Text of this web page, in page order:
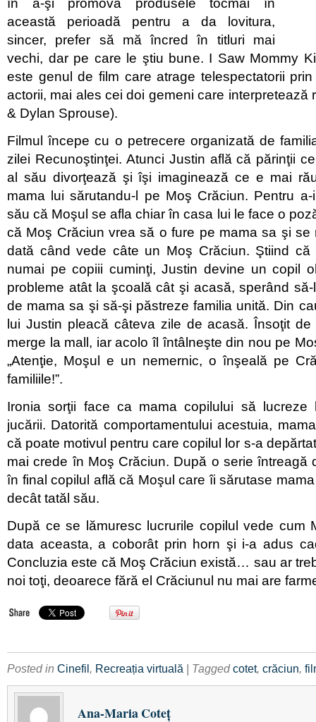
această perioadă pentru a da lovitura,
sincer, prefer să mă încred în titluri mai
vechi, dar pe care le ştiu bune. I Saw Mommy
este genul de film care atrage telespectatorii
actorii, mai ales cei doi gemeni care interpretează
& Dylan Sprouse).
Filmul începe cu o petrecere organizată de
zilei Recunoştinţei. Atunci Justin află că părinţii
al său divorţează şi îşi imaginează ce e mai
mama lui sărutandu-l pe Moş Crăciun. Pentru
său că Moşul se afla chiar în casa lui le face o
că Moş Crăciun vrea să o fure pe mama sa şi se
dată când vede câte un Moş Crăciun. Ştiind că
numai pe copiii cuminţi, Justin devine un copil
probleme atât la şcoală cât şi acasă, sperând
de mama sa şi să-şi păstreze familia unită. Din
lui Justin pleacă câteva zile de acasă. Însoţit
merge la mall, iar acolo îl întâlneşte din nou pe
„Atenţie, Moşul e un nemernic, o înşeală pe
familiile!”.
Ironia sorţii face ca mama copilului să
jucării. Datorită comportamentului acestuia,
că poate motivul pentru care copilul lor s-a
mai crede în Moş Crăciun. După o serie întreagă
în final copilul află că Moşul care îi sărutase
decât tatăl său.
După ce se lămuresc lucrurile copilul vede cum
data aceasta, a coborât prin horn şi i-a adus
Concluzia este că Moş Crăciun există… sau ar
noi toţi, deoarece fără el Crăciunul nu mai are
Posted in Cinefil, Recreația virtuală | Taggedcotet, crăciun,
Ana-Maria Coteţ